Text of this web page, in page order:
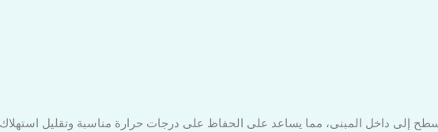
إلى داخل المبنى، مما يساعد على الحفاظ على درجات حرارة مناسبة وتقليل